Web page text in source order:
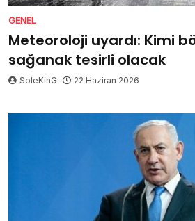
GENEL
Meteoroloji uyardı: Kimi
sağanak tesirli olacak
SoleKinG 22 Haziran 2026